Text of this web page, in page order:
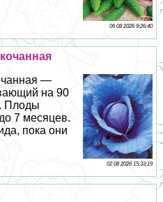
06 08 2026 9:26:40
—
на 90
Плоды
7 месяцев.
пока они
02 08 2026 15:33:19